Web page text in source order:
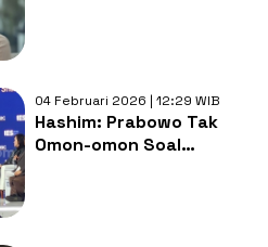
04 Februari 2026 | 12:29 WIB
Hashim: Prabowo Tak
Omon-omon Soal